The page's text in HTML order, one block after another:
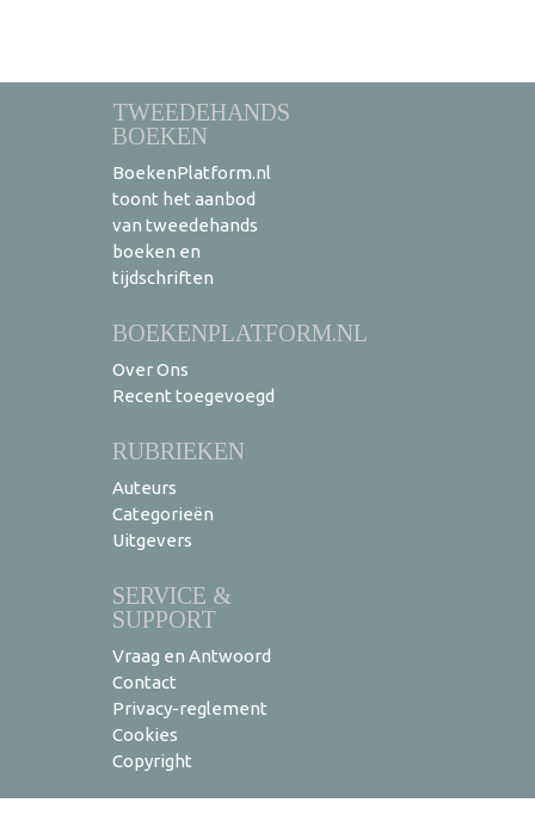
TWEEDEHANDS
BOEKEN
BoekenPlatform.nl
toont het aanbod
van tweedehands
boeken en
tijdschriften
BOEKENPLATFORM.NL
Over Ons
Recent toegevoegd
RUBRIEKEN
Auteurs
Categorieën
Uitgevers
SERVICE &
SUPPORT
Vraag en Antwoord
Contact
Privacy-reglement
Cookies
Copyright